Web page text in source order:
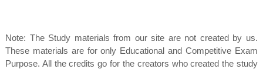
Note: The Study materials from our site are not created by us.
These materials are for only Educational and Competitive Exam
Purpose. All the credits go for the creators who created the study